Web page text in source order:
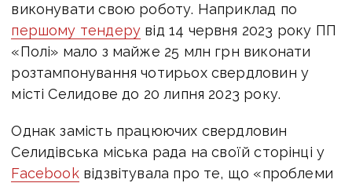
виконувати свою роботу. Наприклад по
першому тендеру від 14 червня 2023 року ПП
«Полі» мало з майже 25 млн грн виконати
розтампонування чотирьох свердловин у
місті Селидове до 20 липня 2023 року.
Однак замість працюючих свердловин
Селидівська міська рада на своїй сторінці у
Facebookвідзвітувала про те, що «проблеми